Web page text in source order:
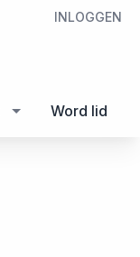
INLOGGEN
Word lid